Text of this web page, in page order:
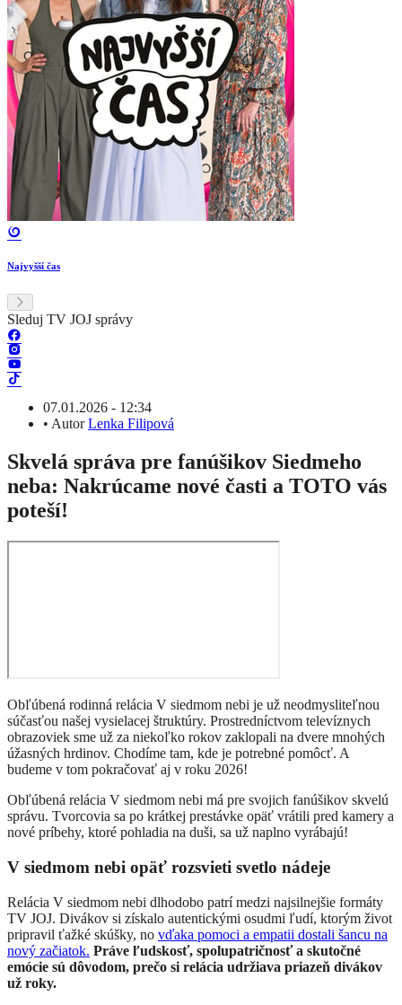
Najvyšší čas
Sleduj TV JOJ správy
07.01.2026 - 12:34
• AutorLenka Filipová
Skvelá správa pre fanúšikov Siedmeho
neba: Nakrúcame nové časti a TOTO vás
poteší!
Obľúbená rodinná relácia V siedmom nebi je už neodmysliteľnou
súčasťou našej vysielacej štruktúry. Prostredníctvom televíznych
obrazoviek sme už za niekoľko rokov zaklopali na dvere mnohých
úžasných hrdinov. Chodíme tam, kde je potrebné pomôcť. A
budeme v tom pokračovať aj v roku 2026!
Obľúbená relácia V siedmom nebi má pre svojich fanúšikov skvelú
správu. Tvorcovia sa po krátkej prestávke opäť vrátili pred kamery a
nové príbehy, ktoré pohladia na duši, sa už naplno vyrábajú!
V siedmom nebi opäť rozsvieti svetlo nádeje
Relácia V siedmom nebi dlhodobo patrí medzi najsilnejšie formáty
TV JOJ. Divákov si získalo autentickými osudmi ľudí, ktorým život
pripravil ťažké skúšky, no vďaka pomoci a empatii dostali šancu na
nový začiatok. Práve ľudskosť, spolupatričnosť a skutočné
emócie sú dôvodom, prečo si relácia udržiava priazeň divákov
už roky.